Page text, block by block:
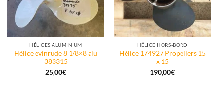
HÉLICES ALUMINIUM
Hélice evinrude 8 1/8×8 alu
383315
25,00€
HÉLICE HORS-BORD
Hélice 174927 Propellers 15
x 15
190,00€